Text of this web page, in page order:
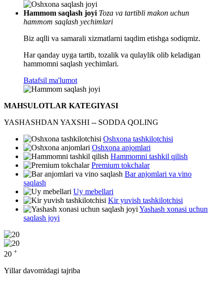
Hammom saqlash joyi Toza va tartibli makon uchun
hammom saqlash yechimlari
Biz aqlli va samarali xizmatlarni taqdim etishga sodiqmiz.
Har qanday uyga tartib, tozalik va qulaylik olib keladigan
hammomni saqlash yechimlari.
Batafsil ma'lumot
MAHSULOTLAR KATEGIYASI
YASHASHDAN YAXSHI -- SODDA QOLING
Oshxona tashkilotchisi
Oshxona anjomlari
Hammomni tashkil qilish
Premium tokchalar
Bar anjomlari va vino
saqlash
Uy mebellari
Kir yuvish tashkilotchisi
Yashash xonasi uchun
saqlash joyi
20 +
Yillar davomidagi tajriba